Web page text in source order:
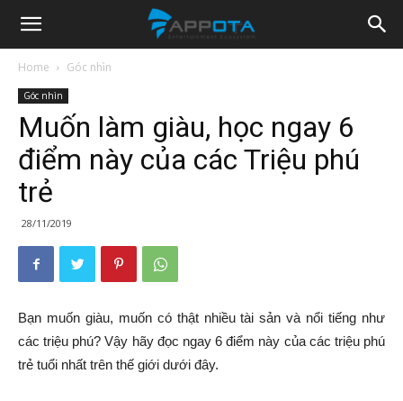
Appota
News
Home Góc nhìn
Góc nhìn
Muốn làm giàu, học ngay 6
điểm này của các Triệu phú
trẻ
28/11/2019
Bạn muốn giàu, muốn có thật nhiều tài sản và nổi tiếng như
các triệu phú? Vậy hãy đọc ngay 6 điểm này của các triệu phú
trẻ tuổi nhất trên thế giới dưới đây.